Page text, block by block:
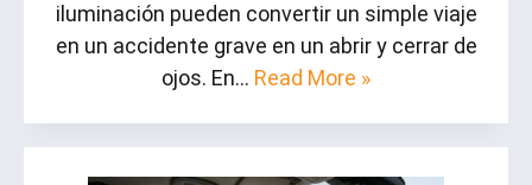
iluminación pueden convertir un simple viaje
en un accidente grave en un abrir y cerrar de
ojos. En… Read More »